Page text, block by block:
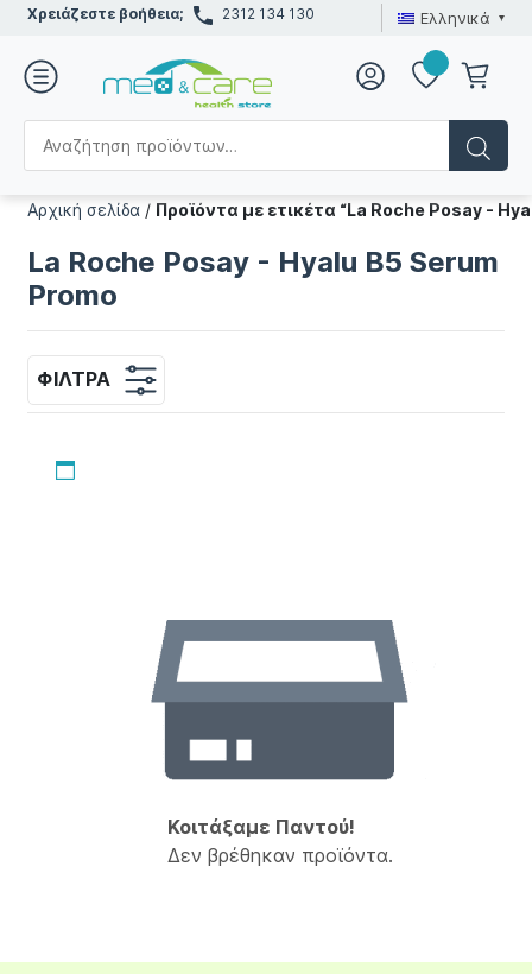
Χρειάζεστε βοήθεια; 2312 134 130 Ελληνικά
Αρχική σελίδα / Προϊόντα με ετικέτα “La Roche Posay -
La Roche Posay - Hyalu B5 Serum
Promo
ΦΊΛΤΡΑ
Κοιτάξαμε Παντού!
Δεν βρέθηκαν προϊόντα.